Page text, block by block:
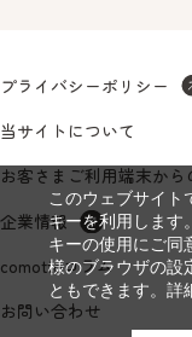
このウェブサイト
キーを利用します
キーの使用にご同
様のブラウザの設
ともできます。詳
プライバシーポリシー
当サイトについて
お客さまご利用端末か
企業情報
comottoコラム
お問い合わせ